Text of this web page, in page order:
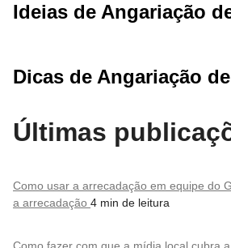
Ideias de Angariação
Dicas de Angariação
Últimas
Como usar a arrecadação em equipe do
a arrecadação 4 min de leitura